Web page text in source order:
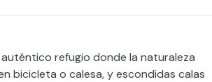
auténtico refugio donde la naturaleza
bicicleta o calesa, y escondidas calas